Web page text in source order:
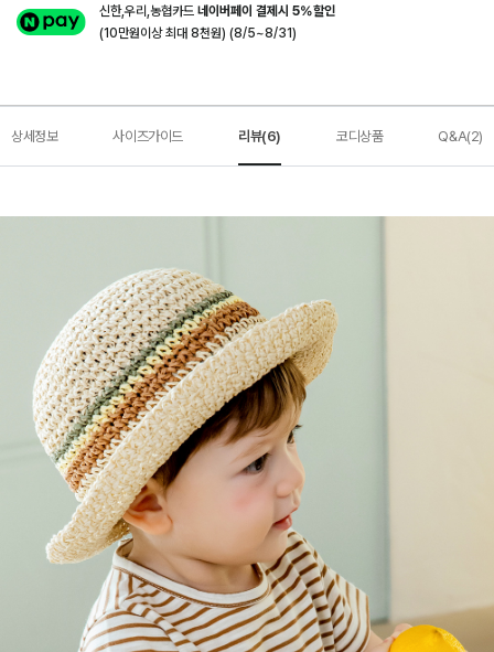
신한,우리,농협카드네이버페이 결제시 5%할인
(10만원이상 최대 8천원) (8/5~8/31)
상세정보 사이즈가이드 리뷰(6) 코디상품 Q&A(2)